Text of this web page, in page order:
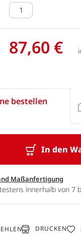
87,60 €
bestellen
In den
Maßanfertigung
innerhalb von 7
DRUCKEN